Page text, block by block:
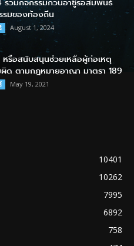
มของท้องถิ่น
August 1, 2024
รือสนับสนุนช่วยเหลือผู้ก่อเหตุ
ด ตามกฎหมายอาญา มาตรา 189
May 19, 2021
10401
10262
7995
6892
758